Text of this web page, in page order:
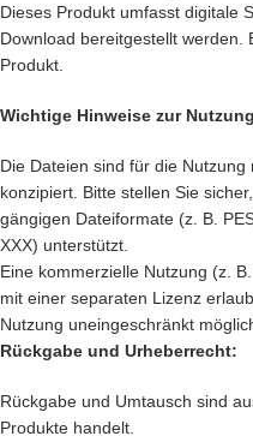
Dieses Produkt umfasst digitale
Download bereitgestellt werden.
Produkt.
Wichtige Hinweise zur
Die Dateien sind für die
konzipiert. Bitte stellen Sie
gängigen Dateiformate (z. B.
XXX) unterstützt.
Eine kommerzielle Nutzung (z.
mit einer separaten Lizenz
Nutzung uneingeschränkt
Rückgabe und Urheberrecht:
Rückgabe und Umtausch sind
Produkte handelt.